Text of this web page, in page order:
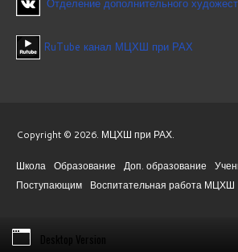
Отделение дополнительного
RuTube канал МЦХШ при РАХ
Copyright © 2026. МЦХШ при РАХ.
Школа Образование Доп. образование
Поступающим
Воспитательная работа МЦХШ
Desktop Version